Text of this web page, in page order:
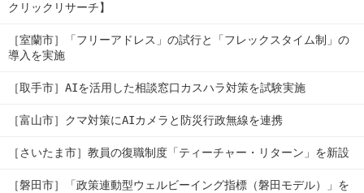
クリックリサーチ】
［室蘭市］「フリーアドレス」の試行と「フレックスタイム制」の
導入を実施
［取手市］AIを活用した相談窓口カスハラ対策を試験実施
［富山市］クマ対策にAIカメラと防災行政無線を連携
［さいたま市］教員の復職制度「ティーチャー・リターン」を新設
［磐田市］「政策連動型ウェルビーイング指標（磐田モデル）」を